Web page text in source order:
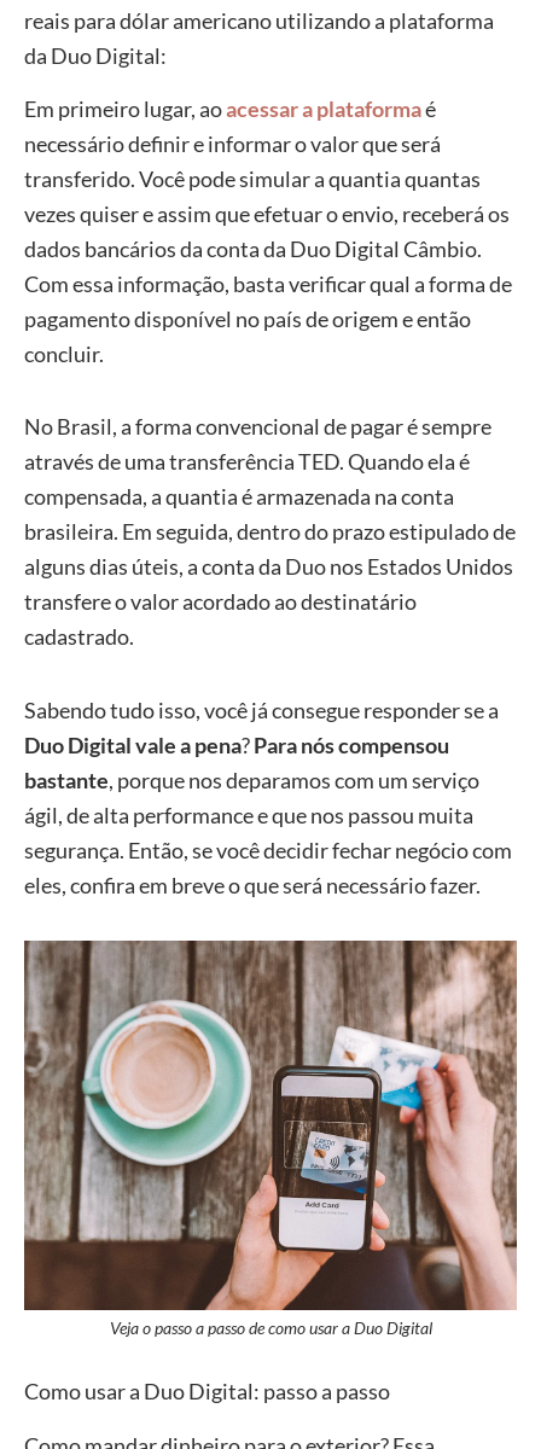
reais para dólar americano utilizando a plataforma
da Duo Digital:
Em primeiro lugar, aoacessar a plataformaé
necessário definir e informar o valor que será
transferido. Você pode simular a quantia quantas
vezes quiser e assim que efetuar o envio, receberá os
dados bancários da conta da Duo Digital Câmbio.
Com essa informação, basta verificar qual a forma de
pagamento disponível no país de origem e então
concluir.
No Brasil, a forma convencional de pagar é sempre
através de uma transferência TED. Quando ela é
compensada, a quantia é armazenada na conta
brasileira. Em seguida, dentro do prazo estipulado de
alguns dias úteis, a conta da Duo nos Estados Unidos
transfere o valor acordado ao destinatário
cadastrado.
Sabendo tudo isso, você já consegue responder se a
Duo Digital vale a pena?Para nós compensou
bastante, porque nos deparamos com um serviço
ágil, de alta performance e que nos passou muita
segurança. Então, se você decidir fechar negócio com
eles, confira em breve o que será necessário fazer.
Veja o passo a passo de como usar a Duo Digital
Como usar a Duo Digital: passo a passo